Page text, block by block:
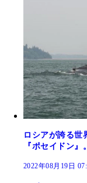
ロシアが誇る世
『ポセイドン
2022年08月19日